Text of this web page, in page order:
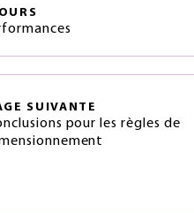
SUIVANTE
pour les règles de